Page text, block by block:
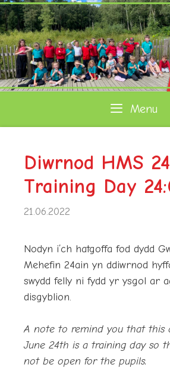
Skip
to
content
Menu
Diwrnod HMS
Training Day
21.06.2022
Nodyn i’ch hatgoffa fod dydd
Mehefin 24ain yn ddiwrnod
swydd felly ni fydd yr ysgol ar
disgyblion.
A note to remind you that this
June 24th is a training day so
not be open for the pupils.